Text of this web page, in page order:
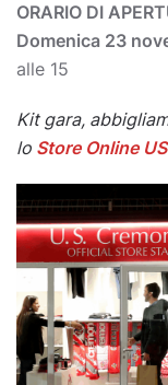
ORARIO DI
Domenica 23
alle 15
Kit gara,
lo Store Online